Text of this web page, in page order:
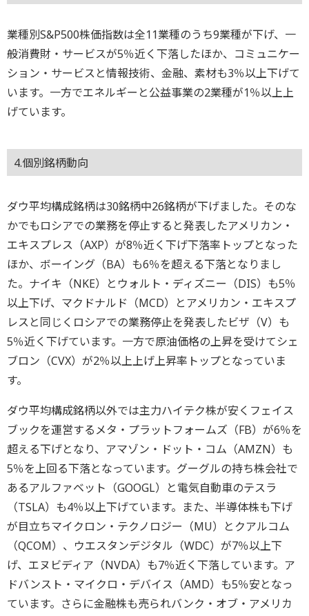
業種別S&P500株価指数は全11業種のうち9業種が下げ、一
般消費財・サービスが5％近く下落したほか、コミュニケー
ション・サービスと情報技術、金融、素材も3％以上下げて
います。一方でエネルギーと公益事業の2業種が1％以上上
げています。
4.個別銘柄動向
ダウ平均構成銘柄は30銘柄中26銘柄が下げました。そのな
かでもロシアでの業務を停止すると発表したアメリカン・
エキスプレス（AXP）が8％近く下げ下落率トップとなった
ほか、ボーイング（BA）も6％を超える下落となりまし
た。ナイキ（NKE）とウォルト・ディズニー（DIS）も5％
以上下げ、マクドナルド（MCD）とアメリカン・エキスプ
レスと同じくロシアでの業務停止を発表したビザ（V）も
5％近く下げています。一方で原油価格の上昇を受けてシェ
ブロン（CVX）が2％以上上げ上昇率トップとなっていま
す。
ダウ平均構成銘柄以外では主力ハイテク株が安くフェイス
ブックを運営するメタ・プラットフォームズ（FB）が6％を
超える下げとなり、アマゾン・ドット・コム（AMZN）も
5％を上回る下落となっています。グーグルの持ち株会社で
あるアルファベット（GOOGL）と電気自動車のテスラ
（TSLA）も4％以上下げています。また、半導体株も下げ
が目立ちマイクロン・テクノロジー（MU）とクアルコム
（QCOM）、ウエスタンデジタル（WDC）が7％以上下
げ、エヌビディア（NVDA）も7％近く下落しています。ア
ドバンスト・マイクロ・デバイス（AMD）も5％安となっ
ています。さらに金融株も売られバンク・オブ・アメリカ